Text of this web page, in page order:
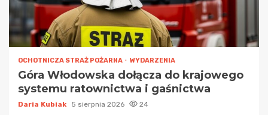
OCHOTNICZA STRAŻ POŻARNA WYDARZENIA
Góra Włodowska dołącza do krajowego
systemu ratownictwa i gaśnictwa
Daria Kubiak 5 sierpnia 2026 24